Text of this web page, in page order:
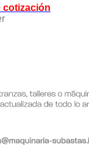
cotización